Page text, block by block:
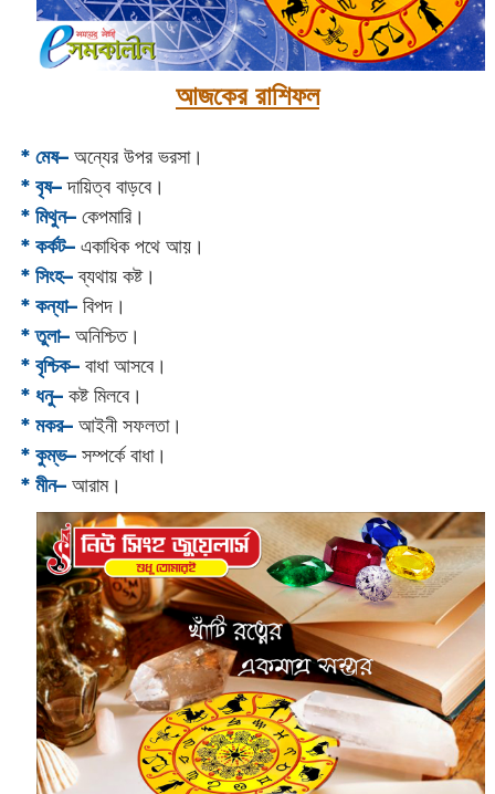
আজকের রাশিফল
* মেষ–অন্যের উপর ভরসা।
* বৃষ–দায়িত্ব বাড়বে।
* মিথুন–কেপমারি।
* কর্কট–একাধিক পথে আয়।
* সিংহ–ব্যথায় কষ্ট।
* কন্যা–বিপদ।
* তুলা–অনিশ্চিত।
* বৃশ্চিক–বাধা আসবে।
* ধনু–কষ্ট মিলবে।
* মকর–আইনী সফলতা।‌
* কুম্ভ–সম্পর্কে বাধা।
* মীন–আরাম।‌‌‌